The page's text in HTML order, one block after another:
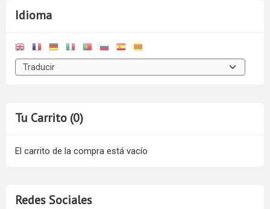
Idioma
Tu Carrito (0)
El carrito de la compra está vacío
Redes Sociales